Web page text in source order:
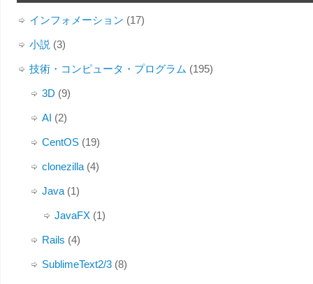
インフォメーション (17)
小説 (3)
技術・コンピュータ・プログラム (195)
3D (9)
AI (2)
CentOS(19)
clonezilla(4)
Java(1)
JavaFX(1)
Rails (4)
SublimeText2/3(8)